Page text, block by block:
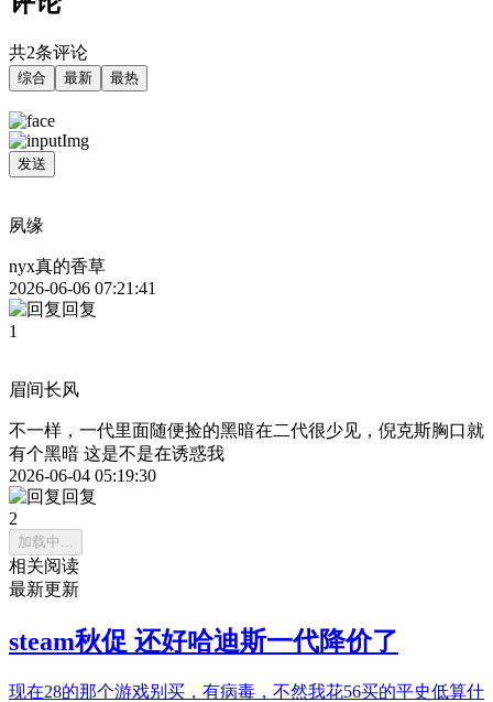
共2条评论
综合 最新 最热
发送
夙缘
nyx真的香草
2026-06-06 07:21:41
回复
1
眉间长风
不一样，一代里面随便捡的黑暗在二代很少见，倪克斯胸口就
有个黑暗 这是不是在诱惑我
2026-06-04 05:19:30
回复
2
加载中...
相关阅读
最新更新
steam秋促 还好哈迪斯一代降价了
现在28的那个游戏别买，有病毒，不然我花56买的平史低算什